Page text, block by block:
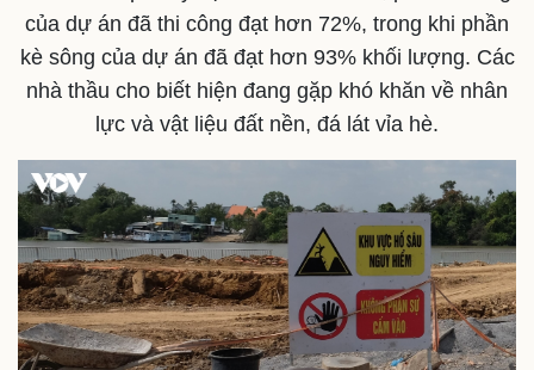
của dự án đã thi công đạt hơn 72%, trong khi phần
kè sông của dự án đã đạt hơn 93% khối lượng. Các
nhà thầu cho biết hiện đang gặp khó khăn về nhân
lực và vật liệu đất nền, đá lát vỉa hè.